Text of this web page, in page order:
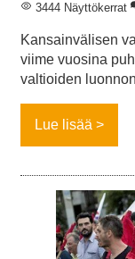
3444 Näyttökerrat
Kansainvälisen
viime vuosina
valtioiden
Lue lisää